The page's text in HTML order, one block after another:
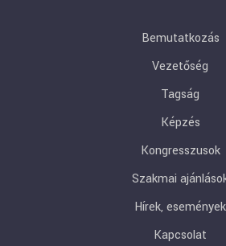
Bemutatkozás
Vezetőség
Tagság
Képzés
Kongresszusok
Szakmai
Hírek, események
Kapcsolat